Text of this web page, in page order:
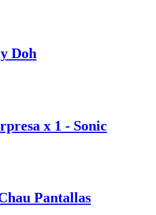
Doh
x 1 - Sonic
Pantallas